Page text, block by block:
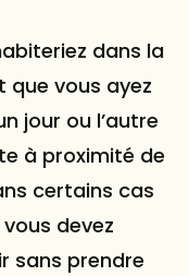
dans la
que vous ayez
jour ou l’autre
à proximité de
certains cas
devez
sans prendre